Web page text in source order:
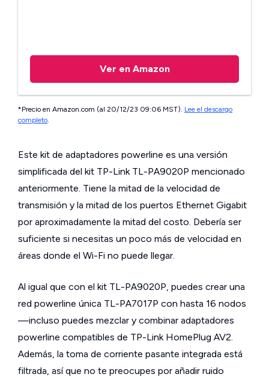
Ver en Amazon
*Precio en Amazon.com (al 20/12/23 09:06 MST). Lee el descargo
completo.
Este kit de adaptadores powerline es una versión
simplificada del kit TP-Link TL-PA9020P mencionado
anteriormente. Tiene la mitad de la velocidad de
transmisión y la mitad de los puertos Ethernet Gigabit
por aproximadamente la mitad del costo. Debería ser
suficiente si necesitas un poco más de velocidad en
áreas donde el Wi-Fi no puede llegar.
Al igual que con el kit TL-PA9020P, puedes crear una
red powerline única TL-PA7017P con hasta 16 nodos
—incluso puedes mezclar y combinar adaptadores
powerline compatibles de TP-Link HomePlug AV2.
Además, la toma de corriente pasante integrada está
filtrada, así que no te preocupes por añadir ruido